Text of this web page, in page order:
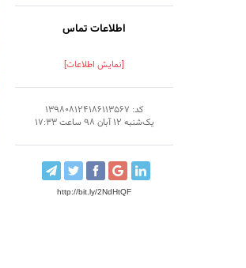
اطلاعات تماس
[نمایش اطلاعات]
کد: 139808124186113567
یک‌شنبه 12 آبان 98 ساعت 17:33
http://bit.ly/2NdHtQF